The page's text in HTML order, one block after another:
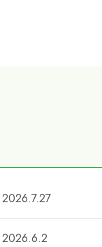
2026.7.27
2026.6.2